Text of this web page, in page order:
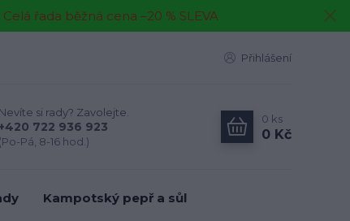
Celá řada běžná cena –20 % SLEVA
Přihlášení
Nevíte si rady? Zavolejte.
722 936 923
(Po-Pá, 8-16 hod.)
0 ks
0 Kč
Kampotský pepř a sůl